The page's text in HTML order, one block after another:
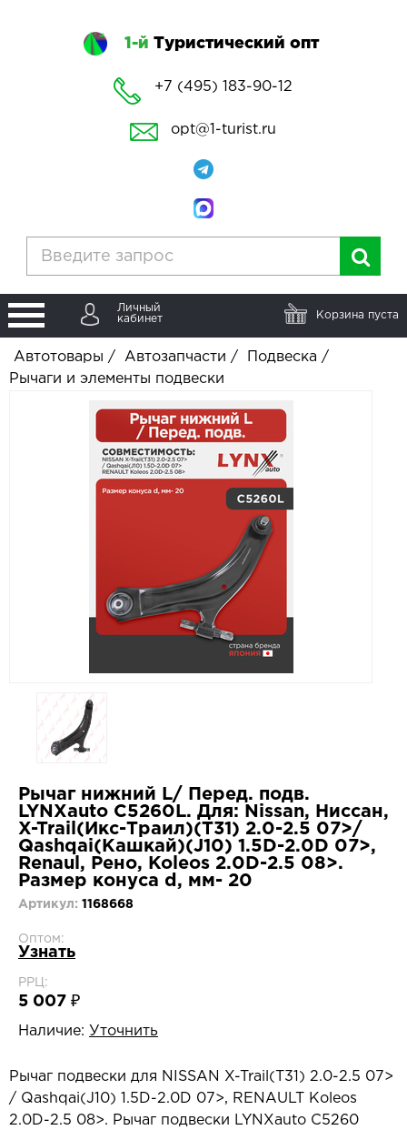
1-й Туристический опт
+7 (495) 183-90-12
opt@1-turist.ru
Личный
кабинет
Корзина пуста
Автотовары / Автозапчасти / Подвеска /
Рычаги и элементы подвески
Рычаг нижний L/ Перед. подв.
LYNXauto C5260L. Для: Nissan, Ниссан,
X-Trail(Икс-Траил)(T31) 2.0-2.5 07>/
Qashqai(Кашкай)(J10) 1.5D-2.0D 07>,
Renaul, Рено, Koleos 2.0D-2.5 08>.
Размер конуса d, мм- 20
Артикул: 1168668
Оптом:
Узнать
РРЦ:
5 007 ₽
Наличие: Уточнить
Рычаг подвески для NISSAN X-Trail(T31) 2.0-2.5 07>
/ Qashqai(J10) 1.5D-2.0D 07>, RENAULT Koleos
2.0D-2.5 08>. Рычаг подвески LYNXauto C5260